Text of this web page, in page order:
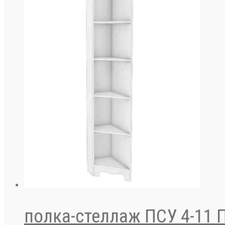
полка-стеллаж ПСУ 4-11